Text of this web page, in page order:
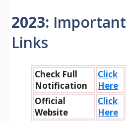
2023: Important
Links
Check Full
Notification
Click
Here
Official
Website
Click
Here